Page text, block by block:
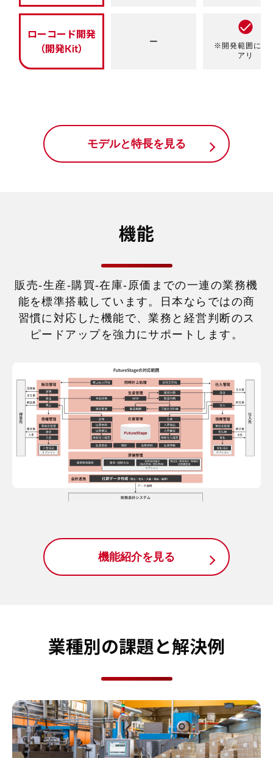
ローコード開発
（開発Kit）
ー
※開発範囲に制
アリ
モデルと特長を見る
機能
販売-生産-購買-在庫-原価までの一連の業務機
能を標準搭載しています。
日本ならではの商
習慣に対応した機能で、業務と経営判断のス
ピードアップを強力にサポートします。
機能紹介を見る
業種別の課題と解決例